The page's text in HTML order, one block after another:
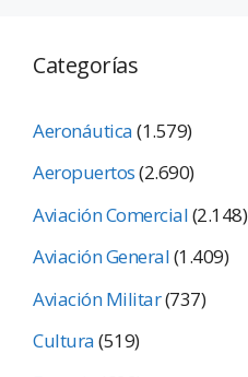
Categorías
Aeronáutica(1.579)
Aeropuertos(2.690)
Aviación Comercial(2.148)
Aviación General(1.409)
Aviación Militar(737)
Cultura(519)